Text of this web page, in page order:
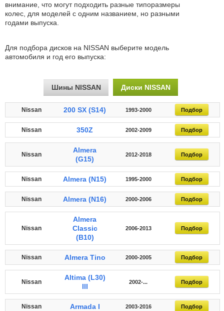
внимание, что могут подходить разные типоразмеры
колес, для моделей с одним названием, но разными
годами выпуска.
Для подбора дисков на NISSAN выберите модель
автомобиля и год его выпуска:
Шины NISSAN Диски NISSAN
Nissan 200 SX (S14) 1993-2000 Подбор
Nissan 350Z 2002-2009 Подбор
Nissan
Almera
(G15)
2012-2018 Подбор
Nissan Almera (N15) 1995-2000 Подбор
Nissan Almera (N16) 2000-2006 Подбор
Nissan
Almera
Classic
(B10)
2006-2013 Подбор
Nissan Almera Tino 2000-2005 Подбор
Nissan
Altima (L30)
III
2002-... Подбор
Nissan Armada I 2003-2016 Подбор